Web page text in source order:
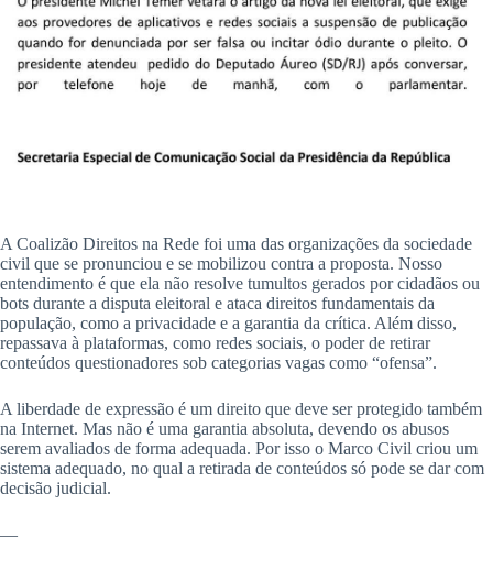
A Coalizão Direitos na Rede foi uma das organizações da sociedade
civil que se pronunciou e se mobilizou contra a proposta. Nosso
entendimento é que ela não resolve tumultos gerados por cidadãos ou
bots durante a disputa eleitoral e ataca direitos fundamentais da
população, como a privacidade e a garantia da crítica. Além disso,
repassava à plataformas, como redes sociais, o poder de retirar
conteúdos questionadores sob categorias vagas como “ofensa”.
A liberdade de expressão é um direito que deve ser protegido também
na Internet. Mas não é uma garantia absoluta, devendo os abusos
serem avaliados de forma adequada. Por isso o Marco Civil criou um
sistema adequado, no qual a retirada de conteúdos só pode se dar com
decisão judicial.
—